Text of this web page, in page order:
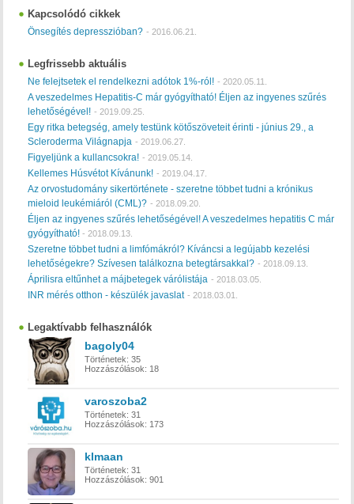
Kapcsolódó cikkek
Önsegítés depresszióban? - 2016.06.21.
Legfrissebb aktuális
Ne felejtsetek el rendelkezni adótok 1%-ról! - 2020.05.11.
A veszedelmes Hepatitis-C már gyógyítható! Éljen az ingyenes szűrés
lehetőségével! - 2019.09.25.
Egy ritka betegség, amely testünk kötőszöveteit érinti - június 29., a
Scleroderma Világnapja - 2019.06.27.
Figyeljünk a kullancsokra! - 2019.05.14.
Kellemes Húsvétot Kívánunk! - 2019.04.17.
Az orvostudomány sikertörténete - szeretne többet tudni a krónikus
mieloid leukémiáról (CML)? - 2018.09.20.
Éljen az ingyenes szűrés lehetőségével! A veszedelmes hepatitis C már
gyógyítható!- 2018.09.13.
Szeretne többet tudni a limfómákról? Kíváncsi a legújabb kezelési
lehetőségekre? Szívesen találkozna betegtársakkal? - 2018.09.13.
Áprilisra eltűnhet a májbetegek várólistája - 2018.03.05.
INR mérés otthon - készülék javaslat - 2018.03.01.
Legaktívabb felhasználók
bagoly04
Történetek: 35
Hozzászólások: 18
varoszoba2
Történetek: 31
Hozzászólások: 173
klmaan
Történetek: 31
Hozzászólások: 901